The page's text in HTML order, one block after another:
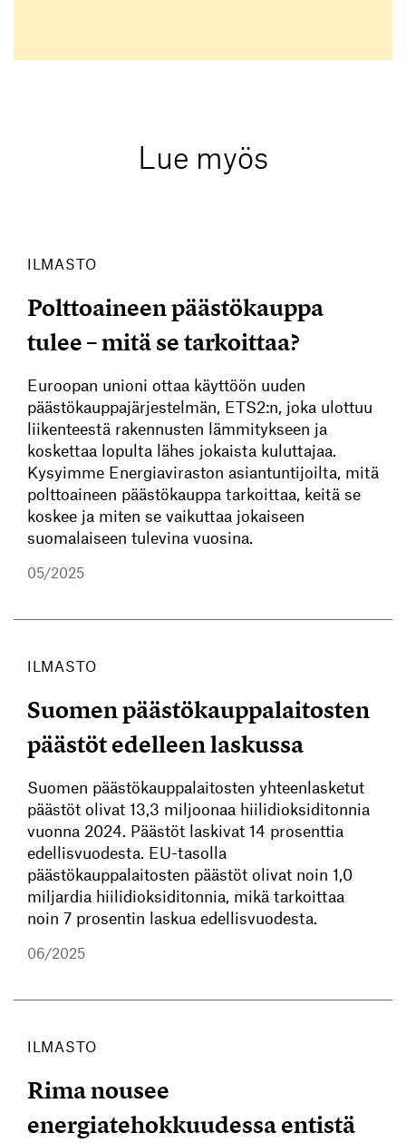
Lue myös
ILMASTO
Polttoaineen päästökauppa
tulee – mitä se tarkoittaa?
Euroopan unioni ottaa käyttöön uuden
päästökauppajärjestelmän, ETS2:n, joka ulottuu
liikenteestä rakennusten lämmitykseen ja
koskettaa lopulta lähes jokaista kuluttajaa.
Kysyimme Energiaviraston asiantuntijoilta, mitä
polttoaineen päästökauppa tarkoittaa, keitä se
koskee ja miten se vaikuttaa jokaiseen
suomalaiseen tulevina vuosina.
05/2025
ILMASTO
Suomen päästökauppalaitosten
päästöt edelleen laskussa
Suomen päästökauppalaitosten yhteenlasketut
päästöt olivat 13,3 miljoonaa hiilidioksiditonnia
vuonna 2024. Päästöt laskivat 14 prosenttia
edellisvuodesta. EU-tasolla
päästökauppalaitosten päästöt olivat noin 1,0
miljardia hiilidioksiditonnia, mikä tarkoittaa
noin 7 prosentin laskua edellisvuodesta.
06/2025
ILMASTO
Rima nousee
energiatehokkuudessa entistä